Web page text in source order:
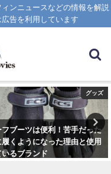
ンニュースなどの情報を解説
告を利用しています
グッズ
フブーツは便利！苦手だった
履くようになった理由と使用
いるブランド